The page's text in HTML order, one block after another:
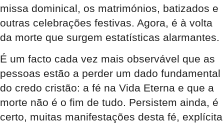
missa dominical, os matrimónios, batizados e
outras celebrações festivas. Agora, é à volta
da morte que surgem estatísticas alarmantes.
É um facto cada vez mais observável que as
pessoas estão a perder um dado fundamental
do credo cristão: a fé na Vida Eterna e que a
morte não é o fim de tudo. Persistem ainda, é
certo, muitas manifestações desta fé, explícita